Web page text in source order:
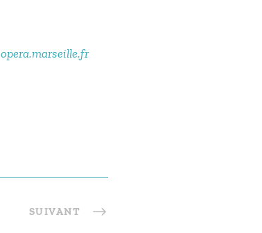
opera.marseille.fr
SUIVANT